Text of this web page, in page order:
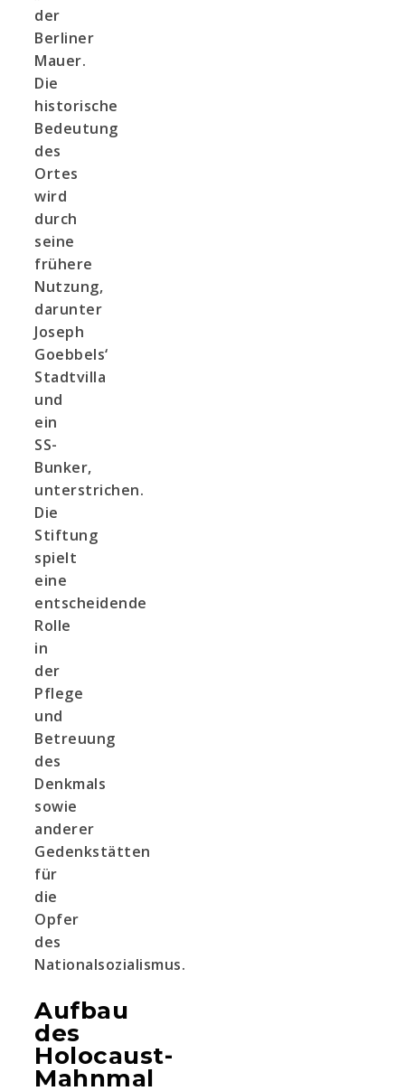
der
Berliner
Mauer.
Die
historische
Bedeutung
des
Ortes
wird
durch
seine
frühere
Nutzung,
darunter
Joseph
Goebbels‘
Stadtvilla
und
ein
SS-
Bunker,
unterstrichen.
Die
Stiftung
spielt
eine
entscheidende
Rolle
in
der
Pflege
und
Betreuung
des
Denkmals
sowie
anderer
Gedenkstätten
für
die
Opfer
des
Nationalsozialismus.
Aufbau
des
Holocaust-
Mahnmal